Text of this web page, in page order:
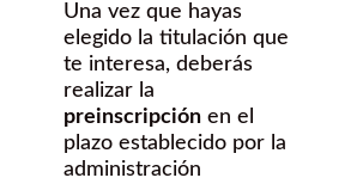
Una vez que hayas
elegido la titulación que
te interesa, deberás
realizar la
preinscripción en el
plazo establecido por la
administración